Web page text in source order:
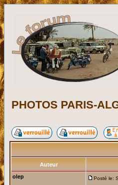
PHOTOS PARIS-
Auteur
olep
Posté le: